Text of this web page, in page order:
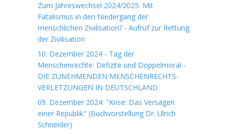
Zum Jahreswechsel 2024/2025: Mit
Fatalismus in den Niedergang der
menschlichen Zivilisation? - Aufruf zur Rettung
der Zivilisation
10. Dezember 2024 - Tag der
Menschenrechte: Defizite und Doppelmoral -
DIE ZUNEHMENDEN MENSCHENRECHTS-
VERLETZUNGEN IN DEUTSCHLAND
09. Dezember 2024: "Krise: Das Versagen
einer Republik" (Buchvorstellung Dr. Ulrich
Schneider)